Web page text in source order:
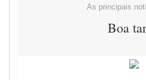
As principais
Boa